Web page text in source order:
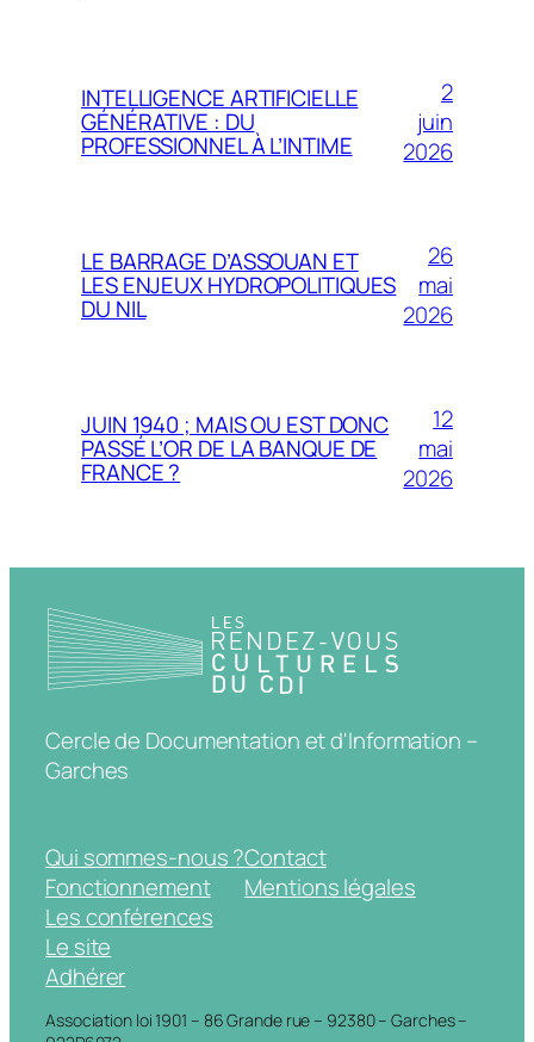
INTELLIGENCE ARTIFICIELLE
GÉNÉRATIVE : DU
PROFESSIONNEL À L’INTIME
2
juin
2026
LE BARRAGE D’ASSOUAN ET
LES ENJEUX HYDROPOLITIQUES
DU NIL
26
mai
2026
JUIN 1940 ; MAIS OU EST DONC
PASSÉ L’OR DE LA BANQUE DE
FRANCE ?
12
mai
2026
Cercle de Documentation et d'Information –
Garches
Qui sommes-nous ?
Fonctionnement
Les conférences
Le site
Adhérer
Contact
Mentions légales
Association loi 1901 – 86 Grande rue – 92380 – Garches –